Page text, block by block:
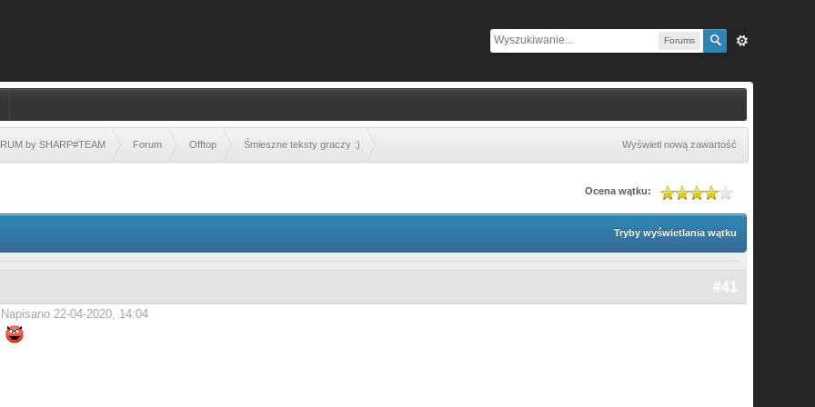
Forums
by SHARP#TEAM Forum Offtop Śmieszne teksty graczy :) Wyświetl nową zawartość
Ocena wątku:
Tryby wyświetlania wątku
#41
Napisano 22-04-2020, 14:04